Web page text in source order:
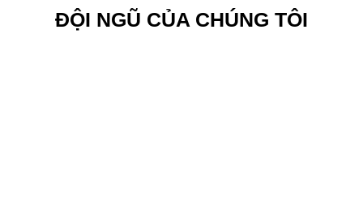
ĐỘI NGŨ CỦA CHÚNG TÔI